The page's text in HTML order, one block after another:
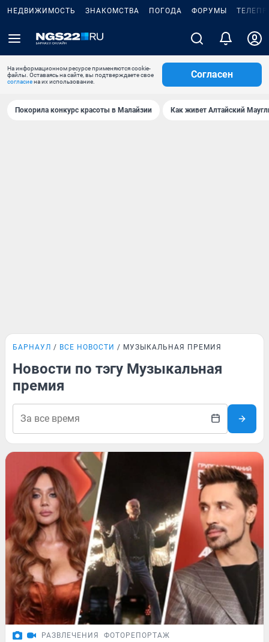
НЕДВИЖИМОСТЬ ЗНАКОМСТВА ПОГОДА ФОРУМЫ
На информационном ресурсе применяются cookie-
файлы. Оставаясь на сайте, вы подтверждаете свое
согласиена их использование.
Согласен
Покорила конкурс красоты в Малайзии Как живет Алтайский
БАРНАУЛ ВСЕ НОВОСТИ МУЗЫКАЛЬНАЯ ПРЕМИЯ
Новости по тэгу Музыкальная
премия
РАЗВЛЕЧЕНИЯ ФОТОРЕПОРТАЖ